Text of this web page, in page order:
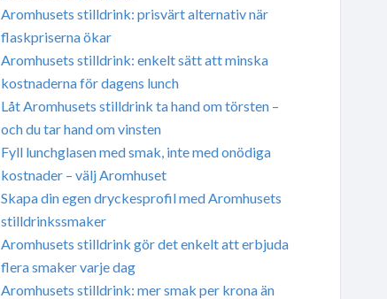
Aromhusets stilldrink: prisvärt alternativ när
flaskpriserna ökar
Aromhusets stilldrink: enkelt sätt att minska
kostnaderna för dagens lunch
Låt Aromhusets stilldrink ta hand om törsten –
och du tar hand om vinsten
Fyll lunchglasen med smak, inte med onödiga
kostnader – välj Aromhuset
Skapa din egen dryckesprofil med Aromhusets
stilldrinkssmaker
Aromhusets stilldrink gör det enkelt att erbjuda
flera smaker varje dag
Aromhusets stilldrink: mer smak per krona än